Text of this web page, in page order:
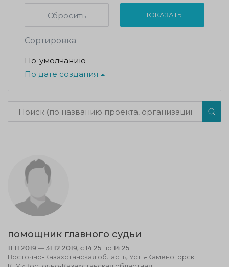
Сбросить ПОКАЗАТЬ
Сортировка
По-умолчанию
По дате создания
помощник главного судьи
11.11.2019 — 31.12.2019, c 14:25 по 14:25
Восточно-Казахстанская область, Усть-Каменогорск